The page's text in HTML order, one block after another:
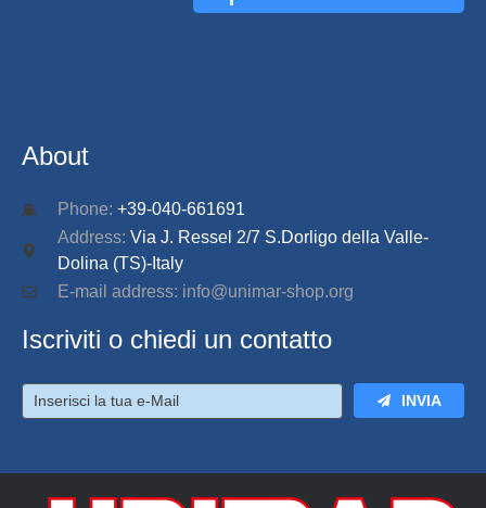
About
Phone: +39-040-661691
Address: Via J. Ressel 2/7 S.Dorligo della Valle-
Dolina (TS)-Italy
E-mail address: info@unimar-shop.org
Iscriviti o chiedi un contatto
INVIA